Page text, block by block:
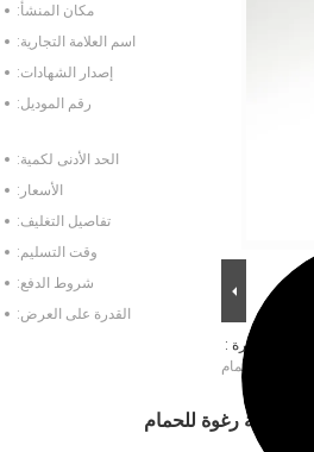
صورة كبيرة :
رغوة للحمام
مكان المنشأ:
اسم العلامة التجارية:
إصدار الشهادات:
رقم الموديل:
الحد الأدنى لكمية:
الأسعار:
تفاصيل التغليف:
وقت التسليم:
شروط الدفع:
القدرة على العرض: